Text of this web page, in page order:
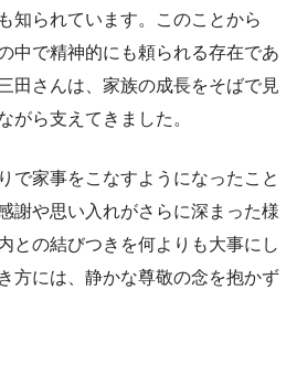
知られています。このことから
中で精神的にも頼られる存在であ
田さんは、家族の成長をそばで見
がら支えてきました。
で家事をこなすようになったこと
謝や思い入れがさらに深まった様
との結びつきを何よりも大事にし
方には、静かな尊敬の念を抱かず